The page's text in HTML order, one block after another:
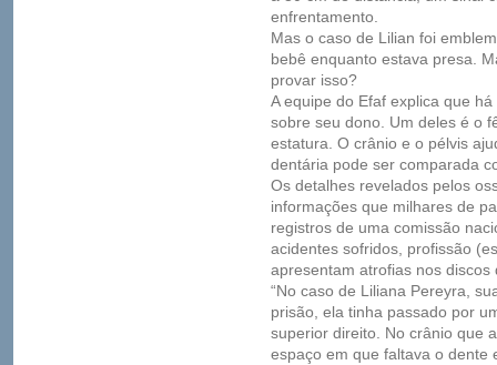
enfrentamento.
Mas o caso de Lilian foi
bebê enquanto estava presa.
provar isso?
A equipe do Efaf explica que
sobre seu dono. Um deles é o
estatura. O crânio e o pélvis
dentária pode ser comparada
Os detalhes revelados pelos
informações que milhares de
registros de uma comissão
acidentes sofridos, profissão
apresentam atrofias nos
“No caso de Liliana Pereyra,
prisão, ela tinha passado por
superior direito. No crânio que
espaço em que faltava o dente